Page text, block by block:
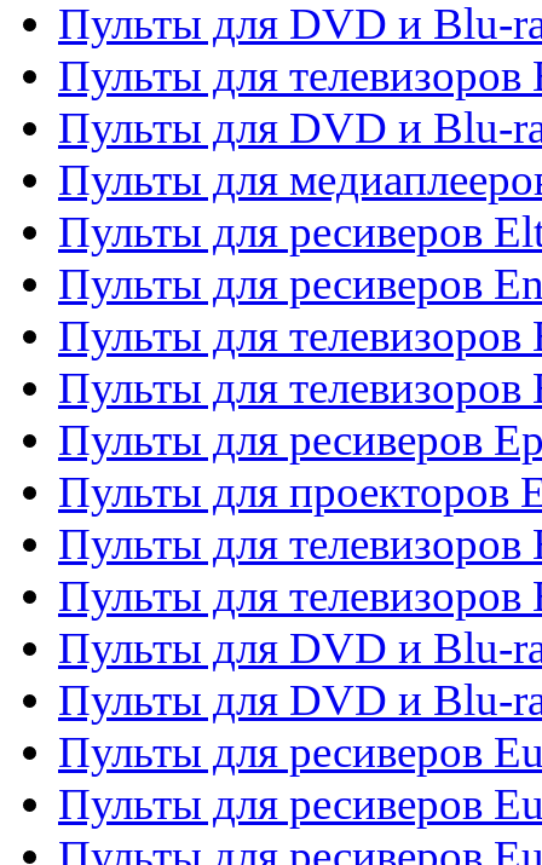
Пульты для DVD и Blu-
Пульты для телевизоров
Пульты для DVD и Blu-
Пульты для
Пульты для ресиверов
Пульты для ресиверов
Пульты для телевизоров
Пульты для телевизоров
Пульты для ресиверов
Пульты для проекторов
Пульты для телевизоров
Пульты для телевизоров
Пульты для DVD и Blu-
Пульты для DVD и Blu-
Пульты для ресиверов
Пульты для ресиверов